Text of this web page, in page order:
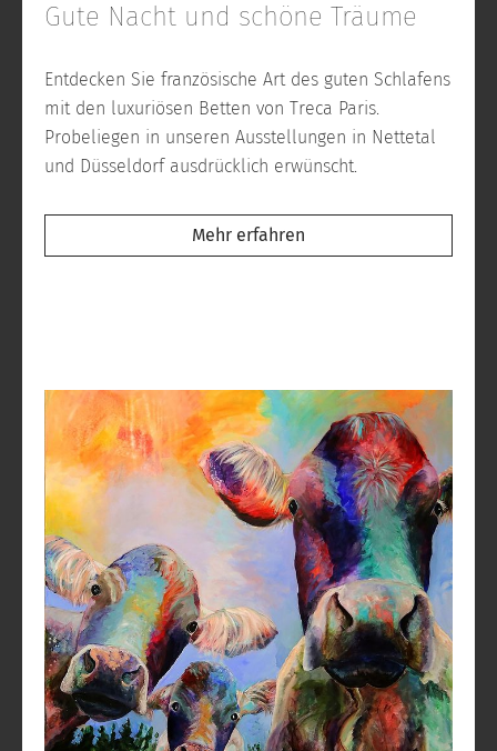
Gute Nacht und schöne Träume
Entdecken Sie französische Art des guten Schlafens
mit den luxuriösen Betten von Treca Paris.
Probeliegen in unseren Ausstellungen in Nettetal
und Düsseldorf ausdrücklich erwünscht.
Mehr erfahren